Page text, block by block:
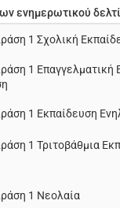
ενημερωτικού
1 Σχολική
1 Επαγγελματική
1 Εκπαίδευση
1 Τριτοβάθμια
1 Νεολαία